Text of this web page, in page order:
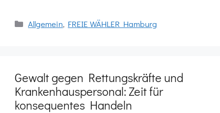
Kategorien
Allgemein, FREIE WÄHLER Hamburg
Gewalt gegen Rettungskräfte und
Krankenhauspersonal: Zeit für
konsequentes Handeln